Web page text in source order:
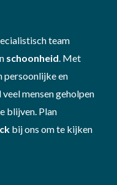
team
schoonheid. Met
persoonlijke en
mensen geholpen
blijven. Plan
bij ons om te kijken